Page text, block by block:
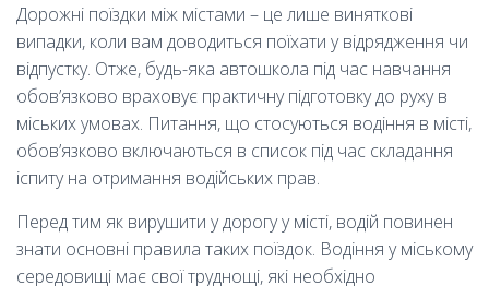
Дорожні поїздки між містами – це лише виняткові
випадки, коли вам доводиться поїхати у відрядження чи
відпустку. Отже, будь-яка автошкола під час навчання
обов’язково враховує практичну підготовку до руху в
міських умовах. Питання, що стосуються водіння в місті,
обов’язково включаються в список під час складання
іспиту на отримання водійських прав.
Перед тим як вирушити у дорогу у місті, водій повинен
знати основні правила таких поїздок. Водіння у міському
середовищі має свої труднощі, які необхідно